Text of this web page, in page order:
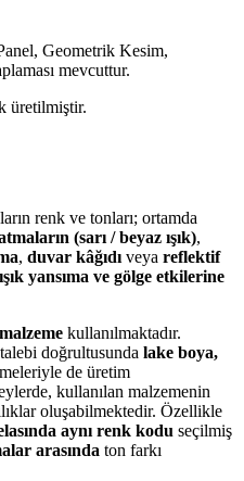
Geometrik Kesim,
mevcuttur.
üretilmiştir.
renk ve tonları; ortamda
(sarı / beyaz ışık),
, duvar kâğıdı veya reflektif
ışık yansıma ve gölge etkilerine
kullanılmaktadır.
doğrultusunda lake boya,
de üretim
kullanılan malzemenin
oluşabilmektedir. Özellikle
aynı renk kodu seçilmiş
arasında ton farkı